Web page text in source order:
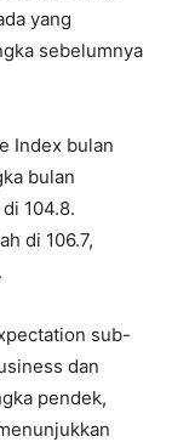
yang
sebelumnya
Index bulan
bulan
104.8.
di 106.7,
sub-
dan
pendek,